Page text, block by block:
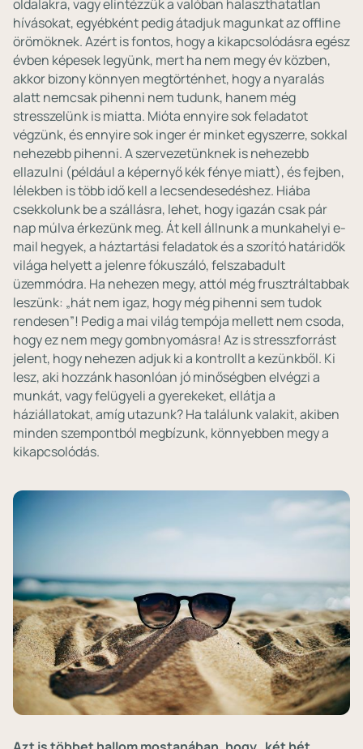
oldalakra, vagy elintézzük a valóban halaszthatatlan
hívásokat, egyébként pedig átadjuk magunkat az offline
örömöknek. Azért is fontos, hogy a kikapcsolódásra egész
évben képesek legyünk, mert ha nem megy év közben,
akkor bizony könnyen megtörténhet, hogy a nyaralás
alatt nemcsak pihenni nem tudunk, hanem még
stresszelünk is miatta. Mióta ennyire sok feladatot
végzünk, és ennyire sok inger ér minket egyszerre, sokkal
nehezebb pihenni. A szervezetünknek is nehezebb
ellazulni (például a képernyő kék fénye miatt), és fejben,
lélekben is több idő kell a lecsendesedéshez. Hiába
csekkolunk be a szállásra, lehet, hogy igazán csak pár
nap múlva érkezünk meg. Át kell állnunk a munkahelyi e-
mail hegyek, a háztartási feladatok és a szorító határidők
világa helyett a jelenre fókuszáló, felszabadult
üzemmódra. Ha nehezen megy, attól még frusztráltabbak
leszünk: „hát nem igaz, hogy még pihenni sem tudok
rendesen”! Pedig a mai világ tempója mellett nem csoda,
hogy ez nem megy gombnyomásra! Az is stresszforrást
jelent, hogy nehezen adjuk ki a kontrollt a kezünkből. Ki
lesz, aki hozzánk hasonlóan jó minőségben elvégzi a
munkát, vagy felügyeli a gyerekeket, ellátja a
háziállatokat, amíg utazunk? Ha találunk valakit, akiben
minden szempontból megbízunk, könnyebben megy a
kikapcsolódás.